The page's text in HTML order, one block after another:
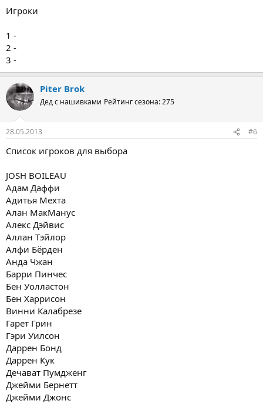
Игроки
1 -
2 -
3 -
Piter Brok
Дед с нашивками Рейтинг сезона: 275
28.05.2013 #6
Список игроков для выбора
JOSH BOILEAU
Адам Даффи
Адитья Мехта
Алан МакМанус
Алекс Дэйвис
Аллан Тэйлор
Алфи Бёрден
Анда Чжан
Барри Пинчес
Бен Уолластон
Бен Харрисон
Винни Калабрезе
Гарет Грин
Гэри Уилсон
Даррен Бонд
Даррен Кук
Дечават Пумдженг
Джейми Бернетт
Джейми Джонс